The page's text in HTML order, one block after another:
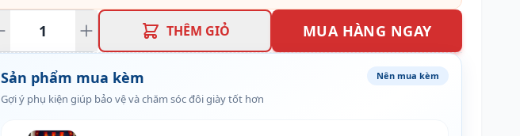
THÊM GIỎ MUA HÀNG NGAY
Sản phẩm mua kèm
Gợi ý phụ kiện giúp bảo vệ và chăm sóc đôi giày tốt hơn
Nên mua kèm